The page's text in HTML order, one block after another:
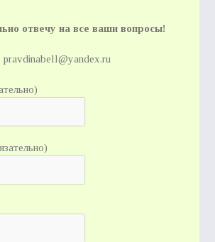
отвечу на все ваши вопросы!
pravdinabell@yandex.ru